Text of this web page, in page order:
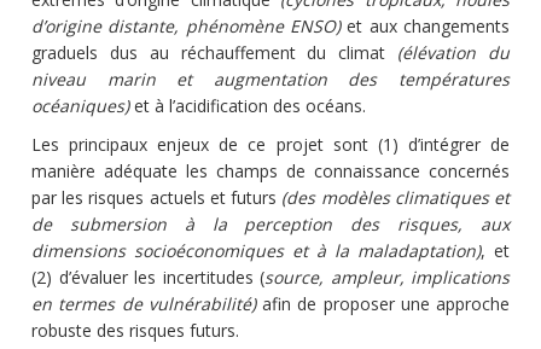
d’origine distante, phénomène ENSO)et aux changements
graduels dus au réchauffement du climat (élévation du
niveau marin et augmentation des températures
océaniques)et à l’acidification des océans.
Les principaux enjeux de ce projet sont (1) d’intégrer de
manière adéquate les champs de connaissance concernés
par les risques actuels et futurs (des modèles climatiques et
de submersion à la perception des risques, aux
dimensions socioéconomiques et à la maladaptation), et
(2) d’évaluer les incertitudes (source, ampleur, implications
en termes de vulnérabilité) afin de proposer une approche
robuste des risques futurs.